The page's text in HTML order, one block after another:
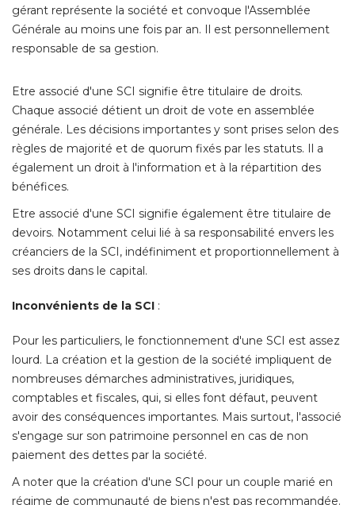
gérant représente la société et convoque l'Assemblée
Générale au moins une fois par an. Il est personnellement
responsable de sa gestion.
Etre associé d'une SCI signifie être titulaire de droits.
Chaque associé détient un droit de vote en assemblée
générale. Les décisions importantes y sont prises selon des
règles de majorité et de quorum fixés par les statuts. Il a
également un droit à l'information et à la répartition des
bénéfices.
Etre associé d'une SCI signifie également être titulaire de
devoirs. Notamment celui lié à sa responsabilité envers les
créanciers de la SCI, indéfiniment et proportionnellement à
ses droits dans le capital.
Inconvénients de la SCI :
Pour les particuliers, le fonctionnement d'une SCI est assez
lourd. La création et la gestion de la société impliquent de
nombreuses démarches administratives, juridiques,
comptables et fiscales, qui, si elles font défaut, peuvent
avoir des conséquences importantes. Mais surtout, l'associé
s'engage sur son patrimoine personnel en cas de non
paiement des dettes par la société.
A noter que la création d'une SCI pour un couple marié en
régime de communauté de biens n'est pas recommandée.